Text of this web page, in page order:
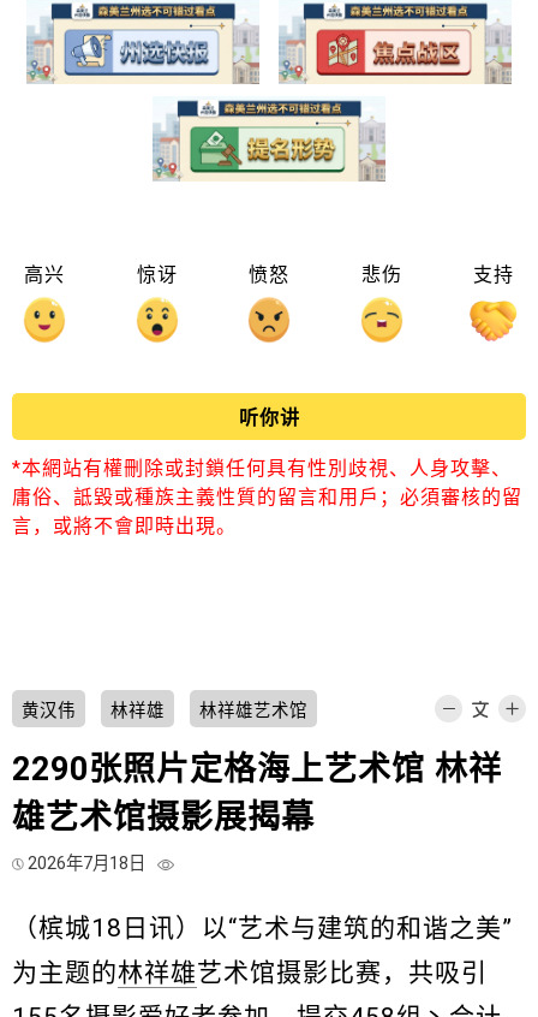
高兴 惊讶 愤怒 悲伤 支持
听你讲
*本網站有權刪除或封鎖任何具有性別歧視、人身攻擊、
庸俗、詆毀或種族主義性質的留言和用戶；必須審核的留
言，或將不會即時出現。
黄汉伟 林祥雄 林祥雄艺术馆
2290张照片定格海上艺术馆 林祥
雄艺术馆摄影展揭幕
2026年7月18日
（槟城18日讯）以“艺术与建筑的和谐之美”
为主题的林祥雄艺术馆摄影比赛，共吸引